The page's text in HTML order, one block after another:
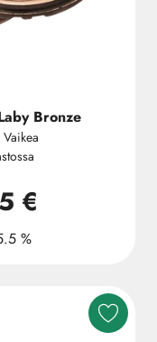
Bronze
€
%